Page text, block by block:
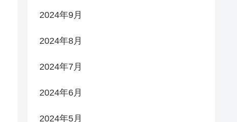
2024年9月
2024年8月
2024年7月
2024年6月
2024年5月